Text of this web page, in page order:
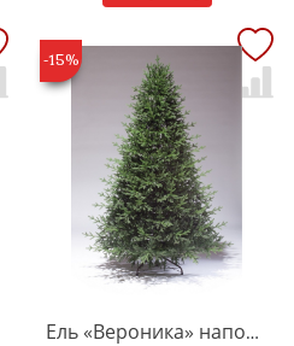
-15%
Ель «Вероника» напольная